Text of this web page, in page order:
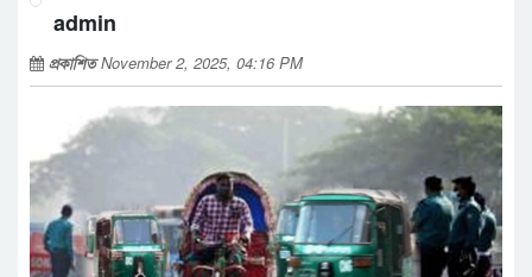
admin
প্রকাশিতNovember 2, 2025, 04:16 PM